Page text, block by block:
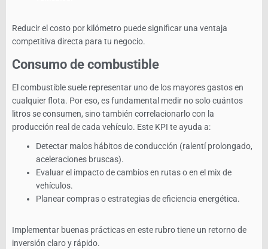
Reducir el costo por kilómetro puede significar una ventaja
competitiva directa para tu negocio.
Consumo de combustible
El combustible suele representar uno de los mayores gastos en
cualquier flota. Por eso, es fundamental medir no solo cuántos
litros se consumen, sino también correlacionarlo con la
producción real de cada vehículo. Este KPI te ayuda a:
Detectar malos hábitos de conducción (ralentí prolongado,
aceleraciones bruscas).
Evaluar el impacto de cambios en rutas o en el mix de
vehículos.
Planear compras o estrategias de eficiencia energética.
Implementar buenas prácticas en este rubro tiene un retorno de
inversión claro y rápido.